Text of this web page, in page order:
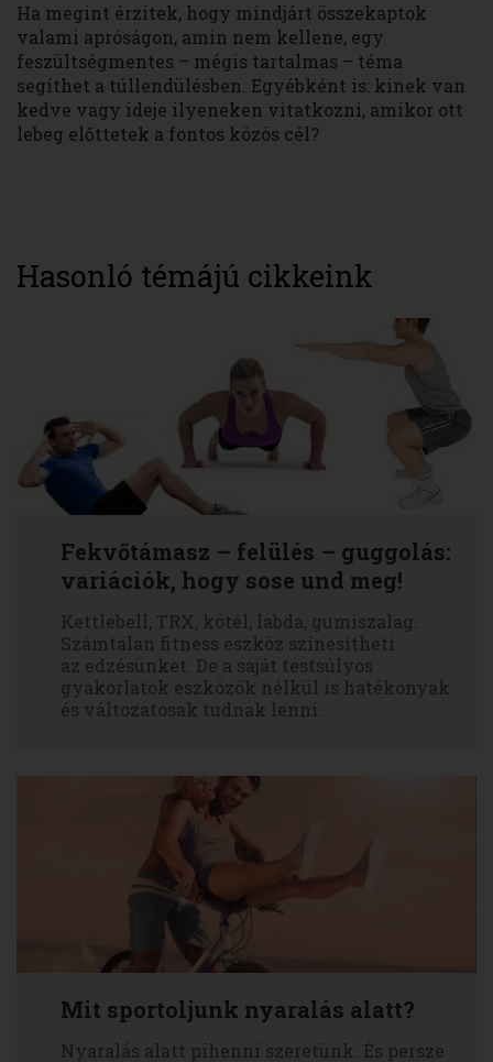
Ha megint érzitek, hogy mindjárt összekaptok
valami apróságon, amin nem kellene, egy
feszültségmentes – mégis tartalmas – téma
segíthet a túllendülésben. Egyébként is: kinek van
kedve vagy ideje ilyeneken vitatkozni, amikor ott
lebeg előttetek a fontos közös cél?
Hasonló témájú cikkeink
Fekvőtámasz – felülés – guggolás:
variációk, hogy sose und meg!
Kettlebell, TRX, kötél, labda, gumiszalag.
Számtalan fitness eszköz színesítheti
az edzésünket. De a saját testsúlyos
gyakorlatok eszközök nélkül is hatékonyak
és változatosak tudnak lenni.
Mit sportoljunk nyaralás alatt?
Nyaralás alatt pihenni szeretünk. És persze